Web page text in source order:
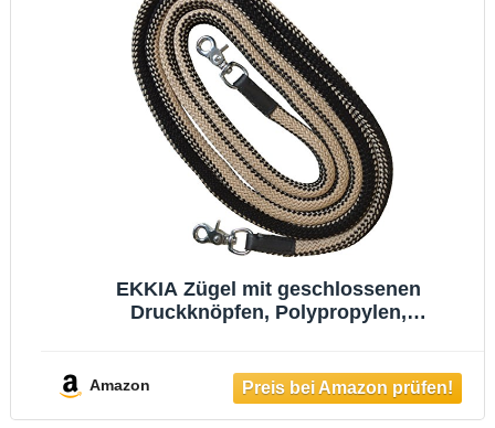
EKKIA Zügel mit geschlossenen
Druckknöpfen, Polypropylen,
Amazon